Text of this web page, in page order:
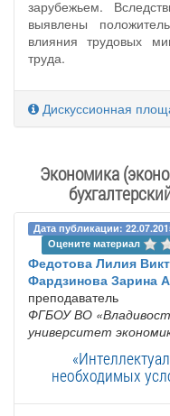
зарубежьем.
выявлены
влияния трудовых
труда.
Дискуссионная
Экономика
Дата публикации:
Оцените материал
Федотова Лилия
Фардзинова Зарина
преподаватель
ФГБОУ ВО
университет
необходимых